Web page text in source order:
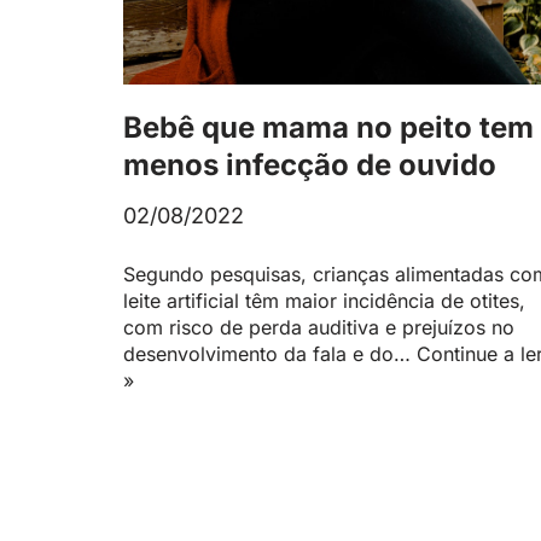
Bebê que mama no peito tem
menos infecção de ouvido
02/08/2022
Segundo pesquisas, crianças alimentadas
leite artificial têm maior incidência de otites,
com risco de perda auditiva e prejuízos no
desenvolvimento da fala e do… Continue a
»